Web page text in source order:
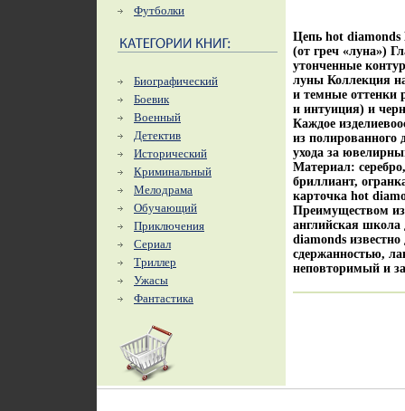
Футболки
Биографический
Боевик
Военный
Детектив
Исторический
Криминальный
Мелодрама
Обучающий
Приключения
Сериал
Триллер
Ужасы
Фантастика
Цепь hot diamonds
(от греч «луна»)
утонченные
луны Коллекция
и темные оттенки
и интуиция) и
Каждое
из полированного
ухода за
Материал:
бриллиант,
карточка hot
Преимуществом
английская школа
diamonds
сдержанностью,
неповторимый и